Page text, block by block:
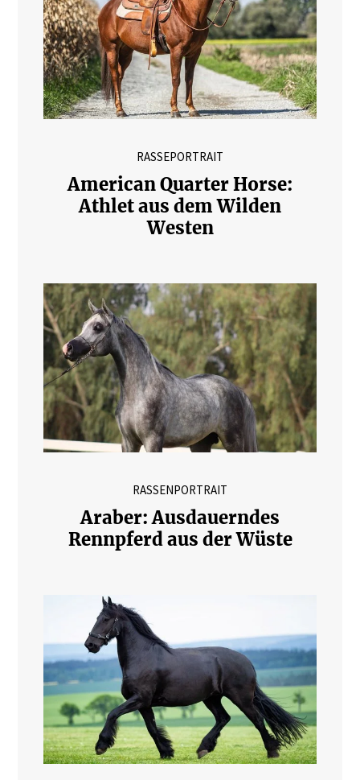
RASSEPORTRAIT
American Quarter Horse:
Athlet aus dem Wilden
Westen
RASSENPORTRAIT
Araber: Ausdauerndes
Rennpferd aus der Wüste